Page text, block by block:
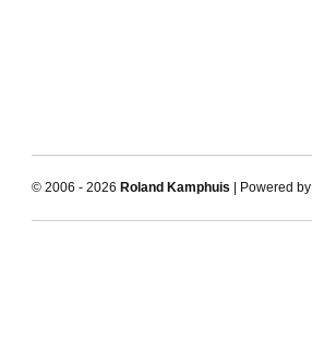
© 2006 - 2026 Roland Kamphuis | Powered by